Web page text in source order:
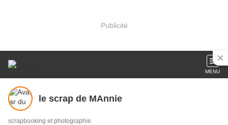
Publicité
MENU
le scrap de MAnnie
scrapbooking et photographie